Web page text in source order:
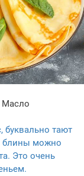
Масло
тают
блины можно
Это очень